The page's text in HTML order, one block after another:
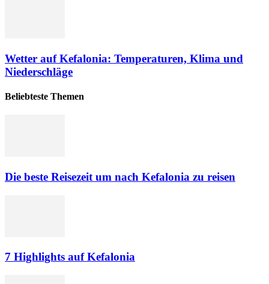
Wetter auf Kefalonia: Temperaturen, Klima und
Niederschläge
Beliebteste Themen
Die beste Reisezeit um nach Kefalonia zu reisen
7 Highlights auf Kefalonia